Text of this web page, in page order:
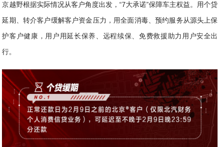
京越野根据实际情况从客户角度出发，“7大承诺”保障车主权益。用个贷
延期、转介客户缓解客户资金压力，用全面消毒、预约服务从源头上保
护客户健康，用户用延长保养、远程续保、免费救援助力用户安全出
行。